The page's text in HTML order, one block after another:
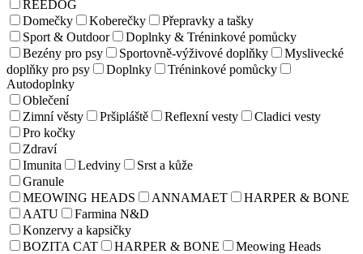
REEDOG
Domečky
Koberečky
Přepravky a tašky
Sport & Outdoor
Doplnky & Tréninkové pomůcky
Bezény pro psy
Sportovně-výživové doplňky
Myslivecké
doplňky pro psy
Doplnky
Tréninkové pomůcky
Autodoplnky
Oblečení
Zimní věsty
Pršipláště Reflexní vesty
Cladici vesty
Pro kočky
Zdraví
Imunita
Ledviny
Srst a kůže
Granule
MEOWING HEADS
ANNAMAET
HARPER & BONE
AATU
Farmina N&D
Konzervy a kapsičky
BOZITA CAT
HARPER & BONE
Meowing Heads